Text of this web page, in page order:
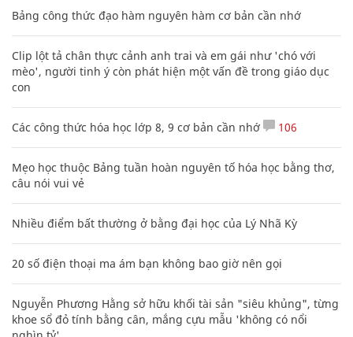
Bảng công thức đạo hàm nguyên hàm cơ bản cần nhớ
Clip lột tả chân thực cảnh anh trai và em gái như 'chó với
mèo', người tinh ý còn phát hiện một vấn đề trong giáo dục
con
Các công thức hóa học lớp 8, 9 cơ bản cần nhớ 106
Mẹo học thuộc Bảng tuần hoàn nguyên tố hóa học bằng thơ,
câu nói vui vẻ
Nhiều điểm bất thường ở bằng đại học của Lý Nhã Kỳ
20 số điện thoại ma ám bạn không bao giờ nên gọi
Nguyễn Phương Hằng sở hữu khối tài sản "siêu khủng", từng
khoe sổ đỏ tính bằng cân, mắng cựu mẫu 'không có nổi